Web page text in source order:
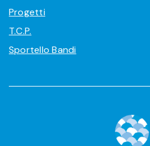
Progetti
T.C.P.
Sportello Bandi